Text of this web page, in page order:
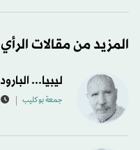
المزيد من مقالات الرأي
ليبيا...
جمعة بوكليب